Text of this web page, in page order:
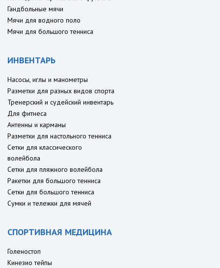
Гандбольные мячи
Мячи для водного поло
Мячи для большого тенниса
ИНВЕНТАРЬ
Насосы, иглы и манометры
Разметки для разных видов спорта
Тренерский и судейский инвентарь
Для фитнеса
Антенны и карманы
Разметки для настольного тенниса
Сетки для классического
волейбола
Сетки для пляжного волейбола
Ракетки для большого тенниса
Сетки для большого тенниса
Сумки и тележки для мячей
СПОРТИВНАЯ МЕДИЦИНА
Голеностоп
Кинезио тейпы